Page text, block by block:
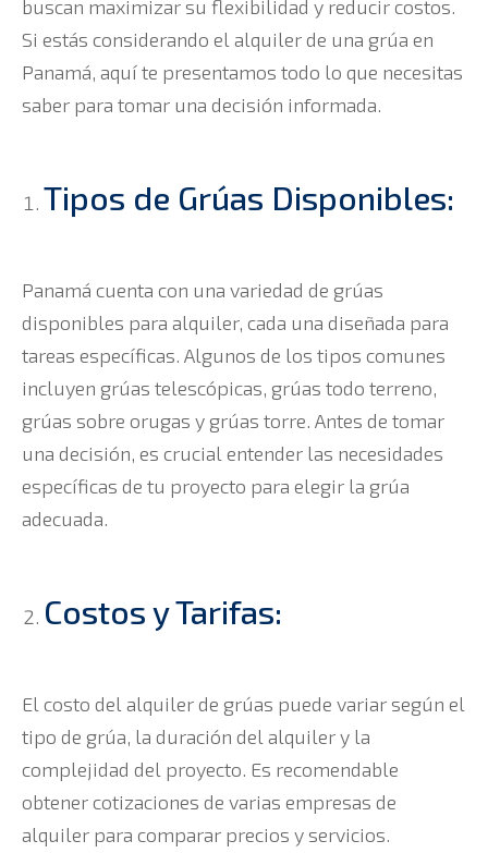
buscan maximizar su flexibilidad y reducir costos.
Si estás considerando el alquiler de una grúa en
Panamá, aquí te presentamos todo lo que necesitas
saber para tomar una decisión informada.
Tipos de Grúas Disponibles:
Panamá cuenta con una variedad de grúas
disponibles para alquiler, cada una diseñada para
tareas específicas. Algunos de los tipos comunes
incluyen grúas telescópicas, grúas todo terreno,
grúas sobre orugas y grúas torre. Antes de tomar
una decisión, es crucial entender las necesidades
específicas de tu proyecto para elegir la grúa
adecuada.
Costos y Tarifas:
El costo del alquiler de grúas puede variar según el
tipo de grúa, la duración del alquiler y la
complejidad del proyecto. Es recomendable
obtener cotizaciones de varias empresas de
alquiler para comparar precios y servicios.